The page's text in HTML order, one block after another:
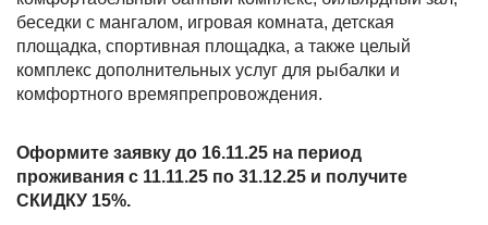
беседки с мангалом, игровая комната, детская
площадка, спортивная площадка, а также целый
комплекс дополнительных услуг для рыбалки и
комфортного времяпрепровождения.
Оформите заявку до 16.11.25 на период
проживания с 11.11.25 по 31.12.25 и получите
СКИДКУ 15%.